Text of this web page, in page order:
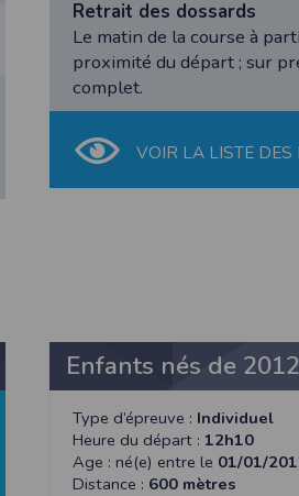
Retrait des dossards
Le matin de la course à
proximité du départ ; sur
complet.
VOIR LA LISTE DES
Enfants nés de
Type d’épreuve : Individuel
Heure du départ : 12h10
Age : né(e) entre le 01/01/
Distance : 600 mètres
à la Fédération Française d’Athlétisme
vous disposez d’un droit d’accès et
:
et utilisez les services.
l'application, mais afin de fournir des